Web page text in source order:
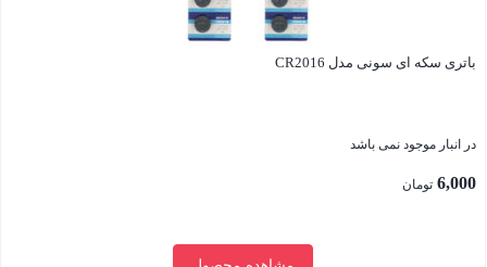
باتری سکه ای سونی مدل CR2016
در انبار موجود نمی باشد
6,000 تومان